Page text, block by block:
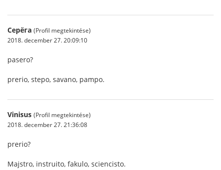
Серёга (Profil megtekintése)
2018. december 27. 20:09:10
pasero?
prerio, stepo, savano, pampo.
Vinisus (Profil megtekintése)
2018. december 27. 21:36:08
prerio?
Majstro, instruito, fakulo, sciencisto.